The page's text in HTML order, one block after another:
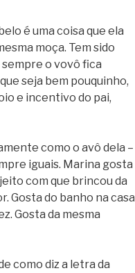
é uma coisa que ela
moça. Tem sido
o vovô fica
seja bem pouquinho,
e incentivo do pai,
como o avô dela –
iguais. Marina gosta
com que brincou da
Gosta do banho na casa
Gosta da mesma
como diz a letra da